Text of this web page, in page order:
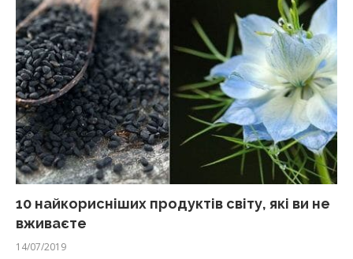
10 найкорисніших продуктів світу, які ви не
вживаєте
14/07/2019